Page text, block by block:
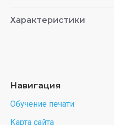
Характеристики
Навигация
Обучение печати
Карта сайта